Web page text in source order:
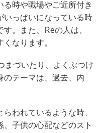
時や職場やご近所付き
いっぱいになっている時
。また、Reの人は、
なります。
づいたり、よくぶつけ
のテーマは、過去、内
われているような時、
子供の心配などのスト